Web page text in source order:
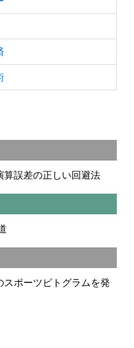
算誤差の正しい回避法
ポーツピトグラムを発